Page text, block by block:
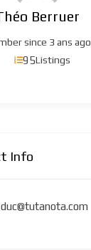
Berruer
since 3 ans ago
95Listings
Info